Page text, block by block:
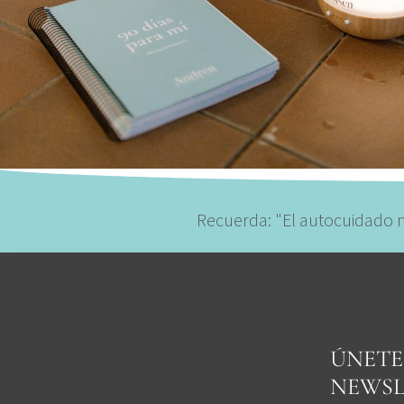
Recuerda: "El autocuidado